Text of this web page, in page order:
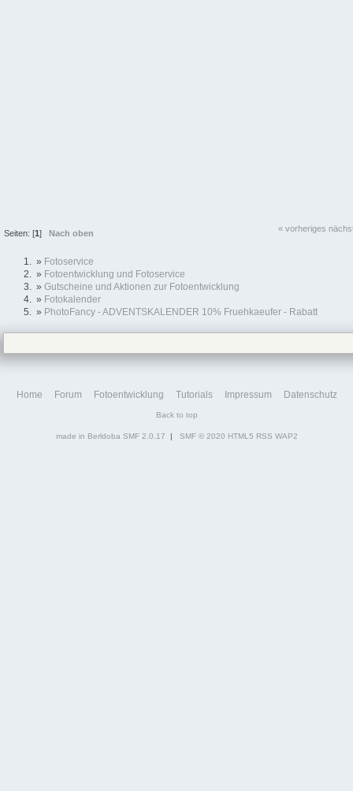
Seiten: [1] Nach oben
« vorheriges
» Fotoservice
» Fotoentwicklung und Fotoservice
» Gutscheine und Aktionen zur Fotoentwicklung
» Fotokalender
» PhotoFancy - ADVENTSKALENDER 10% Fruehkaeufer - Rabatt
Home Forum Fotoentwicklung Tutorials Impressum Datenschutz
Back to top
made in Berldoba SMF 2.0.17 | SMF © 2020 HTML5 RSS WAP2